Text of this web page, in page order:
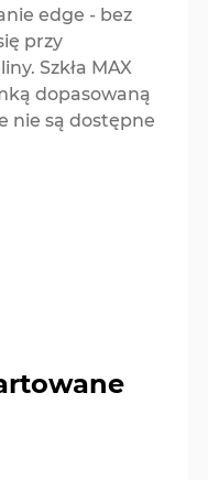
edge - bez
przy
Szkła MAX
dopasowaną
nie są dostępne